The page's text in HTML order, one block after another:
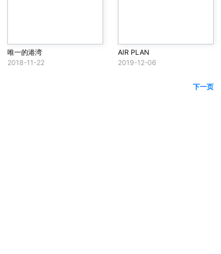
唯一的港湾
2018-11-22
AIR PLAN
2019-12-06
下一页